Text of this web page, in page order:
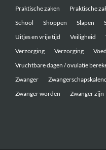
Praktische zaken
Praktische
School
Shoppen Slapen
Uitjes en vrije tijd
Veiligheid
Verzorging
Verzorging
Vruchtbare dagen / ovulatie
Zwanger
Zwanger worden
Zwanger zijn